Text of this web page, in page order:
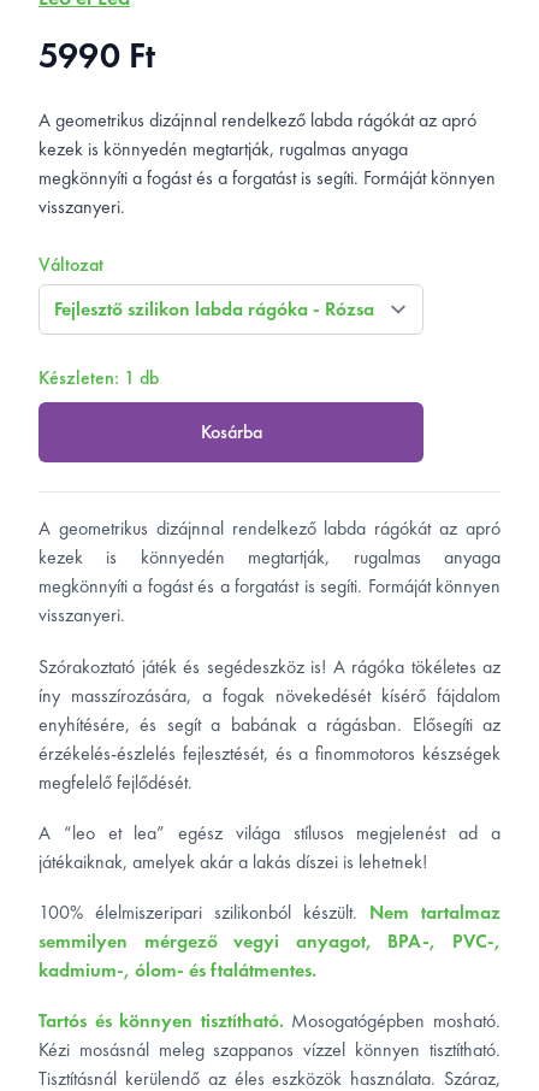
Ár
5990 Ft
Rövid leírás
A geometrikus dizájnnal rendelkező labda rágókát az apró
kezek is könnyedén megtartják, rugalmas anyaga
megkönnyíti a fogást és a forgatást is segíti. Formáját könnyen
visszanyeri.
Változat
Készleten: 1 db
Kosárba
A geometrikus dizájnnal rendelkező labda rágókát az apró
kezek is könnyedén megtartják, rugalmas anyaga
megkönnyíti a fogást és a forgatást is segíti. Formáját könnyen
visszanyeri.
Szórakoztató játék és segédeszköz is! A rágóka tökéletes az
íny masszírozására, a fogak növekedését kísérő fájdalom
enyhítésére, és segít a babának a rágásban. Elősegíti az
érzékelés-észlelés fejlesztését, és a finommotoros készségek
megfelelő fejlődését.
A “leo et lea” egész világa stílusos megjelenést ad a
játékaiknak, amelyek akár a lakás díszei is lehetnek!
100% élelmiszeripari szilikonból készült. Nem tartalmaz
semmilyen mérgező vegyi anyagot, BPA-, PVC-,
kadmium-, ólom- és ftalátmentes.
Tartós és könnyen tisztítható. Mosogatógépben mosható.
Kézi mosásnál meleg szappanos vízzel könnyen tisztítható.
Tisztításnál kerülendő az éles eszközök használata. Száraz,